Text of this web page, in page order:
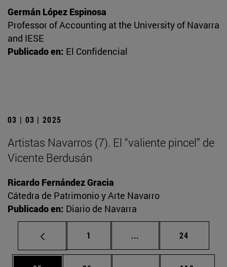
Germán López Espinosa
Professor of Accounting at the University of Navarra
and IESE
Publicado en: El Confidencial
03 | 03 | 2025
Artistas Navarros (7). El “valiente pincel” de
Vicente Berdusán
Ricardo Fernández Gracia
Cátedra de Patrimonio y Arte Navarro
Publicado en: Diario de Navarra
Página
1 ... Páginas intermedias
Página
24